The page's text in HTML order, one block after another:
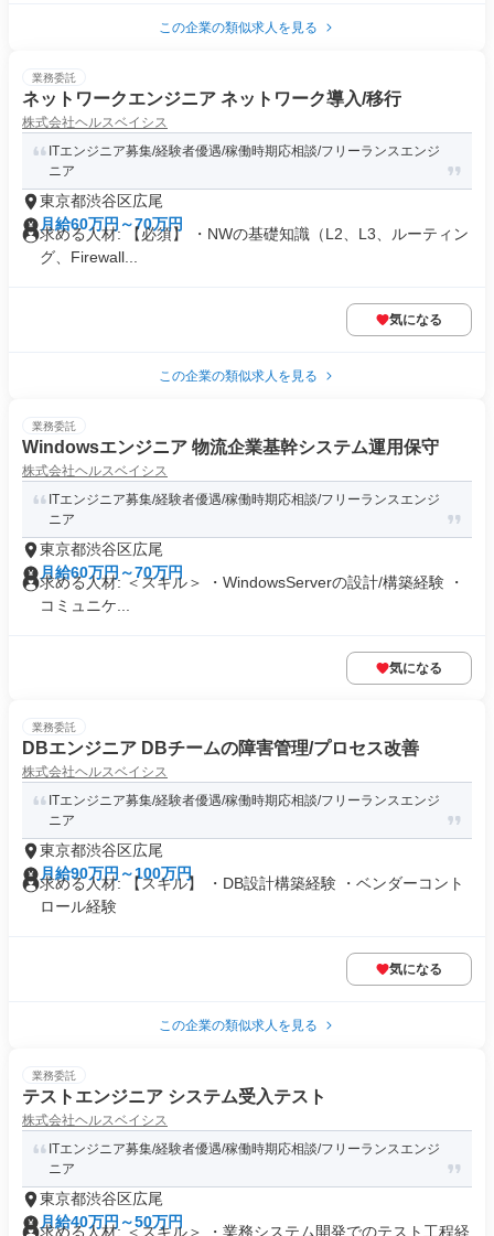
この企業の類似求人を見る
業務委託
ネットワークエンジニア ネットワーク導入/移行
株式会社ヘルスベイシス
ITエンジニア募集/経験者優遇/稼働時期応相談/フリーランスエンジ
ニア
東京都渋谷区広尾
月給60万円～70万円
求める人材: 【必須】 ・NWの基礎知識（L2、L3、ルーティン
グ、Firewall...
気になる
この企業の類似求人を見る
業務委託
Windowsエンジニア 物流企業基幹システム運用保守
株式会社ヘルスベイシス
ITエンジニア募集/経験者優遇/稼働時期応相談/フリーランスエンジ
ニア
東京都渋谷区広尾
月給60万円～70万円
求める人材: ＜スキル＞ ・WindowsServerの設計/構築経験 ・
コミュニケ...
気になる
業務委託
DBエンジニア DBチームの障害管理/プロセス改善
株式会社ヘルスベイシス
ITエンジニア募集/経験者優遇/稼働時期応相談/フリーランスエンジ
ニア
東京都渋谷区広尾
月給90万円～100万円
求める人材: 【スキル】 ・DB設計構築経験 ・ベンダーコント
ロール経験
気になる
この企業の類似求人を見る
業務委託
テストエンジニア システム受入テスト
株式会社ヘルスベイシス
ITエンジニア募集/経験者優遇/稼働時期応相談/フリーランスエンジ
ニア
東京都渋谷区広尾
月給40万円～50万円
求める人材: ＜スキル＞ ・業務システム開発でのテスト工程経